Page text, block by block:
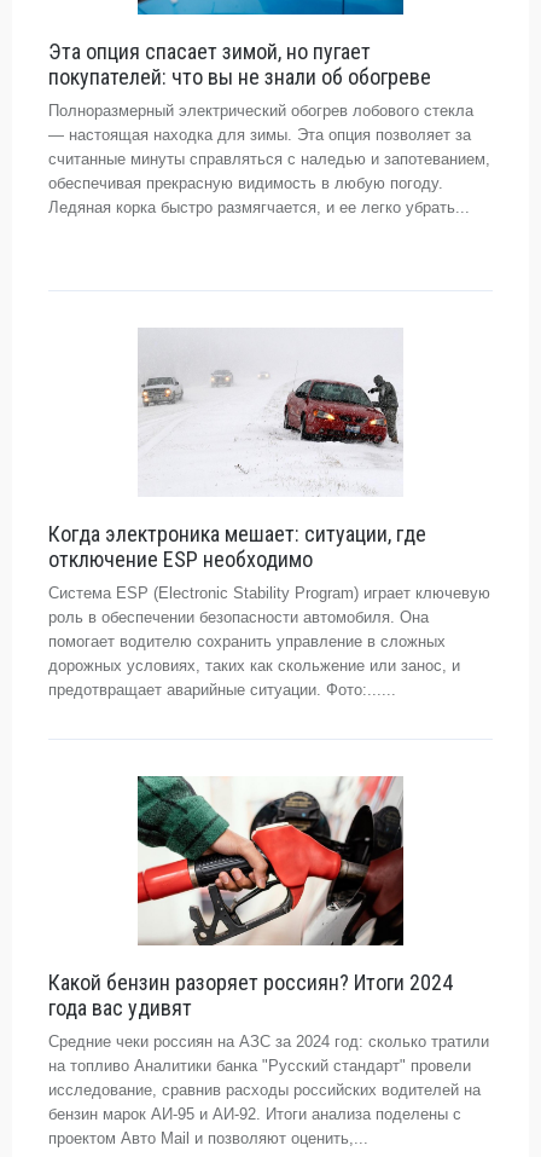
Эта опция спасает зимой, но пугает
покупателей: что вы не знали об обогреве
Полноразмерный электрический обогрев лобового стекла
— настоящая находка для зимы. Эта опция позволяет за
считанные минуты справляться с наледью и запотеванием,
обеспечивая прекрасную видимость в любую погоду.
Ледяная корка быстро размягчается, и ее легко убрать...
Когда электроника мешает: ситуации, где
отключение ESP необходимо
Система ESP (Electronic Stability Program) играет ключевую
роль в обеспечении безопасности автомобиля. Она
помогает водителю сохранить управление в сложных
дорожных условиях, таких как скольжение или занос, и
предотвращает аварийные ситуации. Фото:......
Какой бензин разоряет россиян? Итоги 2024
года вас удивят
Средние чеки россиян на АЗС за 2024 год: сколько тратили
на топливо Аналитики банка "Русский стандарт" провели
исследование, сравнив расходы российских водителей на
бензин марок АИ-95 и АИ-92. Итоги анализа поделены с
проектом Авто Mail и позволяют оценить,...